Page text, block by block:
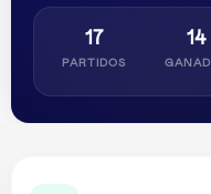
17
PARTIDOS
14